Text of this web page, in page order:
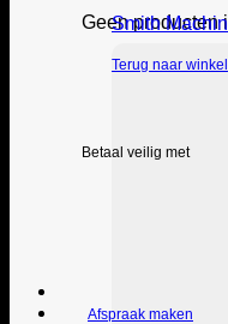
Geen producten
Terug naar winkel
Betaal veilig met
Afspraak maken
Smith